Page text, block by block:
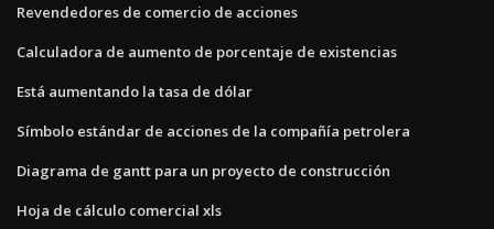
Revendedores de comercio de acciones
Calculadora de aumento de porcentaje de existencias
Está aumentando la tasa de dólar
Símbolo estándar de acciones de la compañía petrolera
Diagrama de gantt para un proyecto de construcción
Hoja de cálculo comercial xls